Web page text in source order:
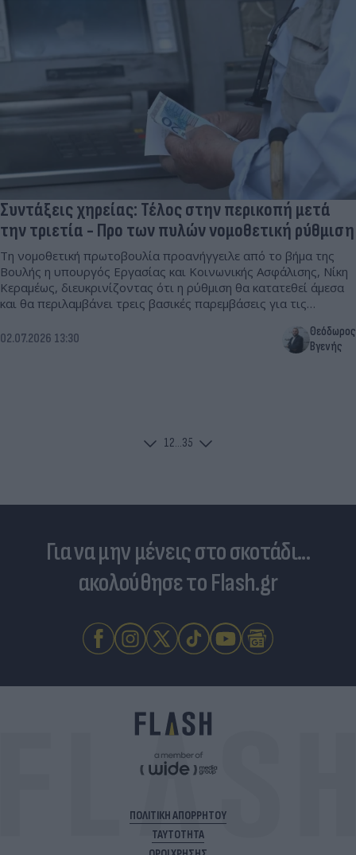
Συντάξεις χηρείας: Τέλος στην περικοπή μετά
την τριετία - Προ των πυλών νομοθετική ρύθμιση
Τη νομοθετική πρωτοβουλία προανήγγειλε από το βήμα της
Βουλής η υπουργός Εργασίας και Κοινωνικής Ασφάλισης, Νίκη
Κεραμέως, διευκρινίζοντας ότι η ρύθμιση θα κατατεθεί άμεσα
και θα περιλαμβάνει τρεις βασικές παρεμβάσεις για τις
02.07.2026 13:30
Θεόδωρος
Βγενής
12...35
Για να μην μένεις στο σκοτάδι...
ακολούθησε το Flash.gr
ΠΟΛΙΤΙΚΗ ΑΠΟΡΡΗΤΟΥ
ΤΑΥΤΟΤΗΤΑ